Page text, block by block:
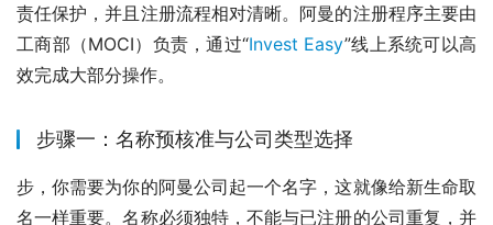
责任保护，并且注册流程相对清晰。阿曼的注册程序主要由
工商部（MOCI）负责，通过“Invest Easy”线上系统可以高
效完成大部分操作。
步骤一：名称预核准与公司类型选择
步，你需要为你的阿曼公司起一个名字，这就像给新生命取
名一样重要。名称必须独特，不能与已注册的公司重复，并